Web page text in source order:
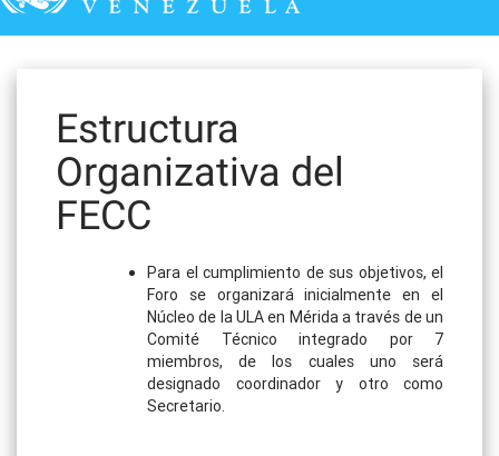
Estructura
Organizativa del
FECC
Para el cumplimiento de sus objetivos, el
Foro se organizará inicialmente en el
Núcleo de la ULA en Mérida a través de un
Comité Técnico integrado por 7
miembros, de los cuales uno será
designado coordinador y otro como
Secretario.